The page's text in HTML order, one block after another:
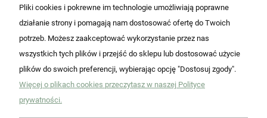
dodaj do koszyka
Pliki cookies i pokrewne im technologie umożliwiają poprawne
działanie strony i pomagają nam dostosować ofertę do Twoich
potrzeb. Możesz zaakceptować wykorzystanie przez nas
wszystkich tych plików i przejść do sklepu lub dostosować użycie
plików do swoich preferencji, wybierając opcję "Dostosuj zgody".
Więcej o plikach cookies przeczytasz w naszej Polityce
prywatności.